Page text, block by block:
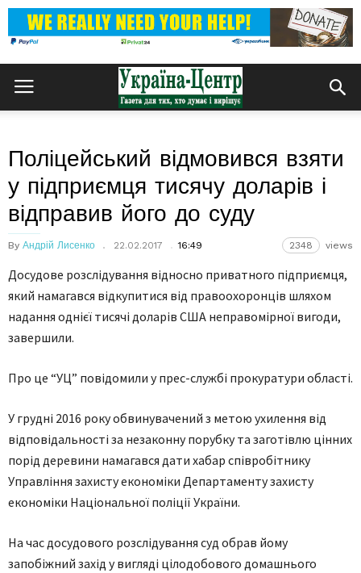
Поліцейський відмовився взяти
у підприємця тисячу доларів і
відправив його до суду
By Андрій Лисенко 22.02.2017 16:49 2348 views
Досудове розслідування відносно приватного підприємця,
який намагався відкупитися від правоохоронців шляхом
надання однієї тисячі доларів США неправомірної вигоди,
завершили.
Про це “УЦ” повідомили у прес-службі прокуратури області.
У грудні 2016 року обвинувачений з метою ухилення від
відповідальності за незаконну порубку та заготівлю цінних
порід деревини намагався дати хабар співробітнику
Управління захисту економіки Департаменту захисту
економіки Національної поліції України.
На час досудового розслідування суд обрав йому
запобіжний захід у вигляді цілодобового домашнього